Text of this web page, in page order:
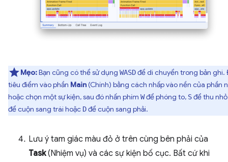
Mẹo:Bạn cũng có thể sử dụng WASDđể di chuyển trong bản ghi.
tiêu điểm vào phần Main(Chính) bằng cách nhấp vào nền của phần
hoặc chọn một sự kiện, sau đó nhấn phím Wđể phóng to, Sđể thu
để cuộn sang trái hoặc Dđể cuộn sang phải.
Lưu ý tam giác màu đỏ ở trên cùng bên phải của
Task(Nhiệm vụ) và các sự kiện bố cục. Bất cứ khi